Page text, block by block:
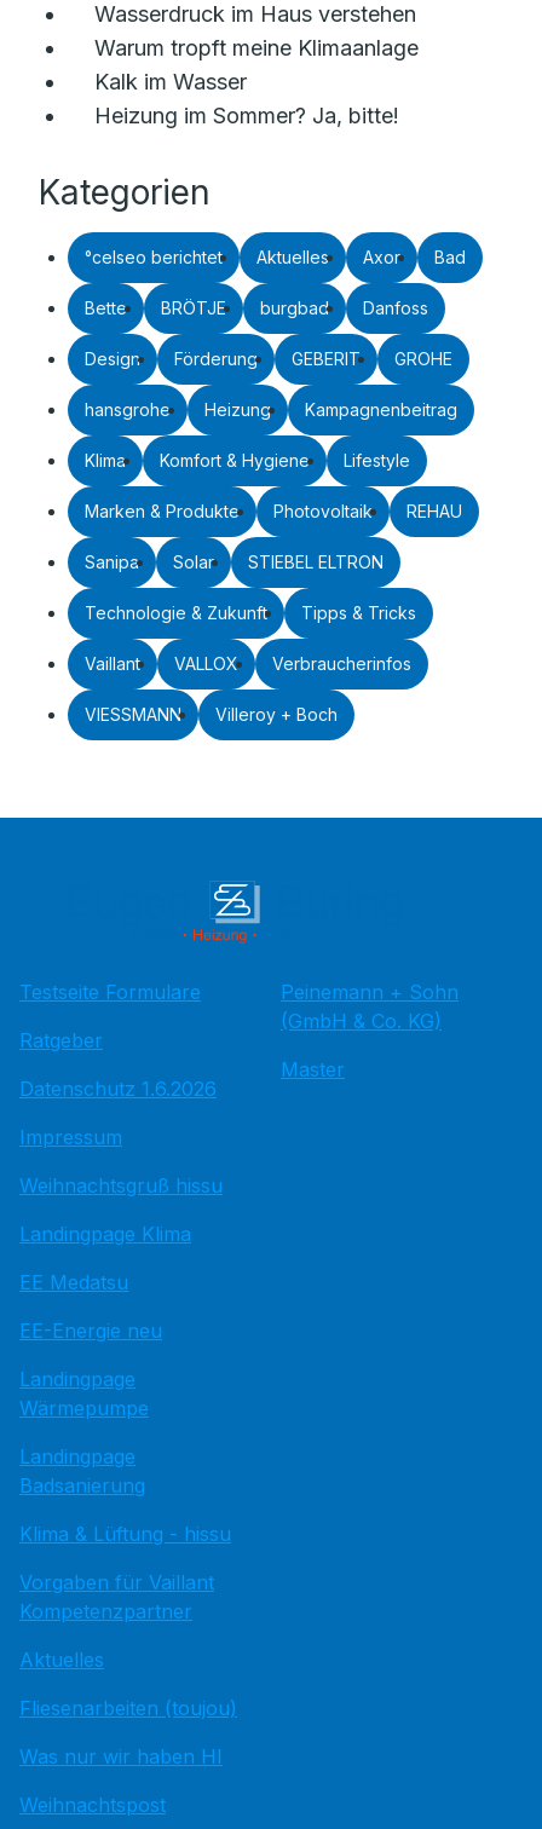
Wasserdruck im Haus verstehen
Warum tropft meine Klimaanlage
Kalk im Wasser
Heizung im Sommer? Ja, bitte!
Kategorien
°celseo berichtet Aktuelles Axor Bad
Bette BRÖTJE burgbad Danfoss
Design Förderung GEBERIT GROHE
hansgrohe Heizung Kampagnenbeitrag
Klima Komfort & Hygiene Lifestyle
Marken & Produkte Photovoltaik REHAU
Sanipa Solar STIEBEL ELTRON
Technologie & Zukunft Tipps & Tricks
Vaillant VALLOX Verbraucherinfos
VIESSMANN Villeroy + Boch
Testseite Formulare
Ratgeber
Datenschutz 1.6.2026
Impressum
Weihnachtsgruß hissu
Landingpage Klima
EE Medatsu
EE-Energie neu
Landingpage
Wärmepumpe
Landingpage
Badsanierung
Klima & Lüftung - hissu
Vorgaben für Vaillant
Kompetenzpartner
Aktuelles
Fliesenarbeiten (toujou)
Was nur wir haben HI
Weihnachtspost
Peinemann + Sohn
(GmbH & Co. KG)
Master